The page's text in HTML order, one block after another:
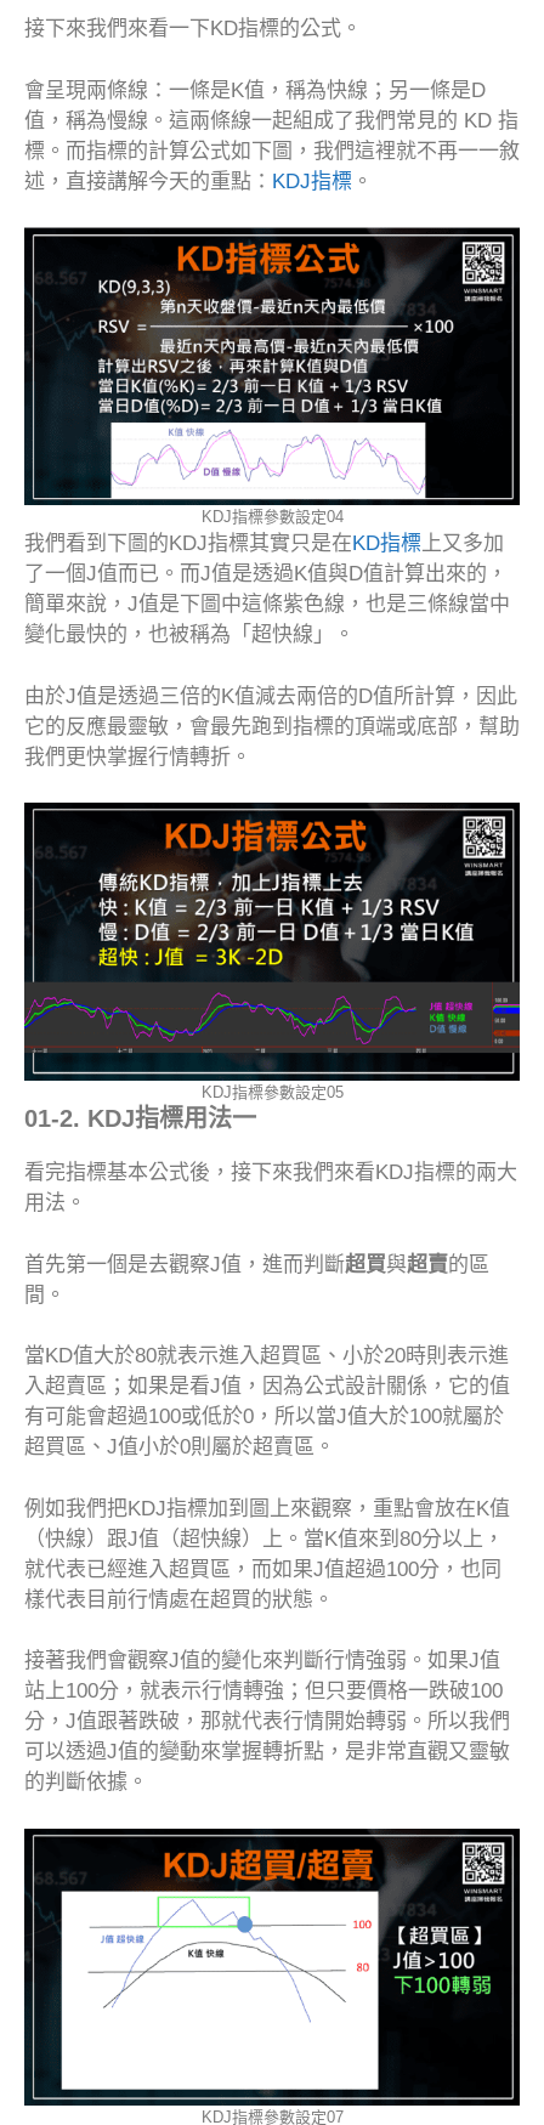
接下來我們來看一下KD指標的公式。
會呈現兩條線：一條是K值，稱為快線；另一條是D
值，稱為慢線。這兩條線一起組成了我們常見的 KD 指
標。而指標的計算公式如下圖，我們這裡就不再一一敘
述，直接講解今天的重點： KDJ指標 。
KDJ指標參數設定04
我們看到下圖的KDJ指標其實只是在 KD指標上又多加
了一個J值而已。而J值是透過K值與D值計算出來的，
簡單來說，J值是下圖中這條紫色線，也是三條線當中
變化最快的，也被稱為「超快線」。
由於J值是透過三倍的K值減去兩倍的D值所計算，因此
它的反應最靈敏，會最先跑到指標的頂端或底部，幫助
我們更快掌握行情轉折。
KDJ指標參數設定05
01-2. KDJ指標用法一
看完指標基本公式後，接下來我們來看KDJ指標的兩大
用法。
首先第一個是去觀察J值，進而判斷超買與超賣的區
間。
當KD值大於80就表示進入超買區、小於20時則表示進
入超賣區；如果是看J值，因為公式設計關係，它的值
有可能會超過100或低於0，所以當J值大於100就屬於
超買區、J值小於0則屬於超賣區。
例如我們把KDJ指標加到圖上來觀察，重點會放在K值
（快線）跟J值（超快線）上。當K值來到80分以上，
就代表已經進入超買區，而如果J值超過100分，也同
樣代表目前行情處在超買的狀態。
接著我們會觀察J值的變化來判斷行情強弱。如果J值
站上100分，就表示行情轉強；但只要價格一跌破100
分，J值跟著跌破，那就代表行情開始轉弱。所以我們
可以透過J值的變動來掌握轉折點，是非常直觀又靈敏
的判斷依據。
KDJ指標參數設定07